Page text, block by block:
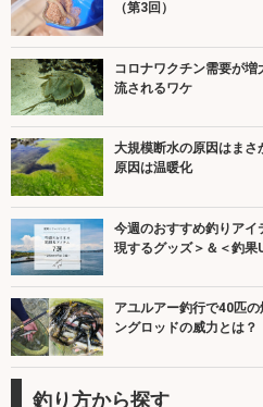
（第3回）
コロナワクチン需要が
流されるワケ
大規模断水の原因はま
原因は温暖化
今週のおすすめ釣りア
現するグッズ＞＆＜釣果
アユルアー釣行で40匹
ングロッドの威力とは？
釣り方から探す